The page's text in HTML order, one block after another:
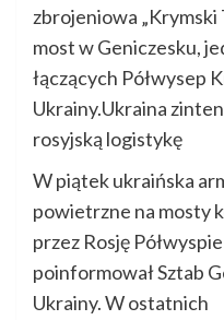
zbrojeniowa „Krymski
most w Geniczesku,
łączących Półwysep
Ukrainy.Ukraina
rosyjską logistykę
W piątek ukraińska
powietrzne na mosty
przez Rosję
poinformował Sztab
Ukrainy. W ostatnich